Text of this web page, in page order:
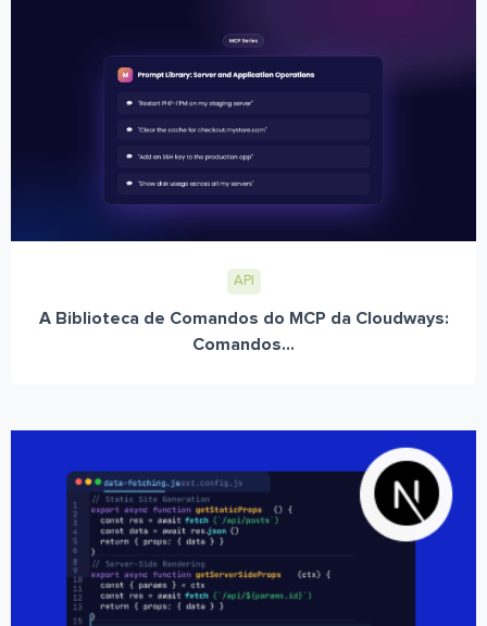
API
A Biblioteca de Comandos do MCP da Cloudways:
Comandos...